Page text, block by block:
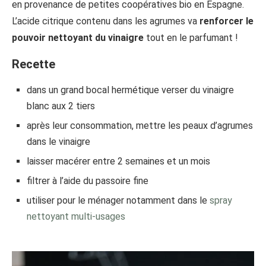
en provenance de petites coopératives bio en Espagne.
L’acide citrique contenu dans les agrumes va renforcer le
pouvoir nettoyant du vinaigre tout en le parfumant !
Recette
dans un grand bocal hermétique verser du vinaigre
blanc aux 2 tiers
après leur consommation, mettre les peaux d’agrumes
dans le vinaigre
laisser macérer entre 2 semaines et un mois
filtrer à l’aide du passoire fine
utiliser pour le ménager notamment dans le spray
nettoyant multi-usages